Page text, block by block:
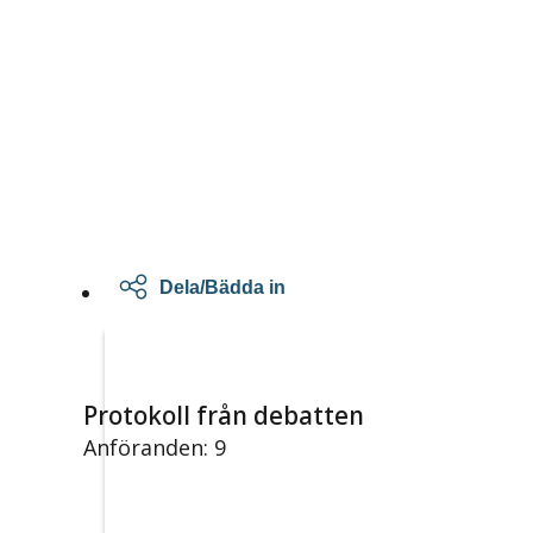
Dela/Bädda in
Protokoll från debatten
Anföranden: 9